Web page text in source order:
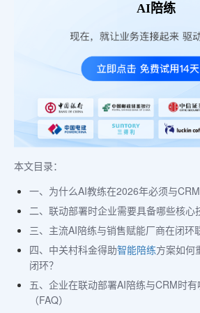
AI陪练
本文目录：
一、为什么AI教练在2026年必须与
二、联动部署时企业需要具备哪些核心
三、主流AI陪练与销售赋能厂商在闭环
四、中关村科金得助智能陪练方案如何
闭环？
五、企业在联动部署AI陪练与CRM时有
（FAQ）